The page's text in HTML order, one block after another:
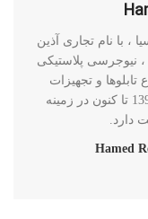
با نام تجاری آذین
، نیوجرسی پلاستیکی
و تجهیزات
ترافیکی می باشد. این شرکت از سال 1391 تا کنون در زمینه
دارد.